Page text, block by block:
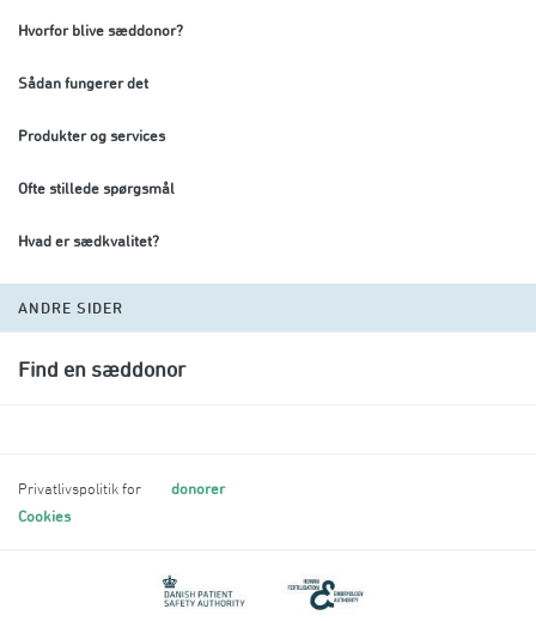
Hvorfor blive sæddonor?
Sådan fungerer det
Produkter og services
Ofte stillede spørgsmål
Hvad er sædkvalitet?
ANDRE SIDER
Find en sæddonor
Privatlivspolitik for
donorer
Cookies